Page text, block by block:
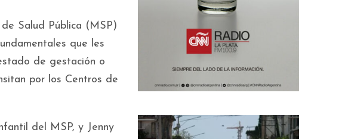
Salud Pública (MSP)
que les
de gestación o
por los Centros de
del MSP, y Jenny